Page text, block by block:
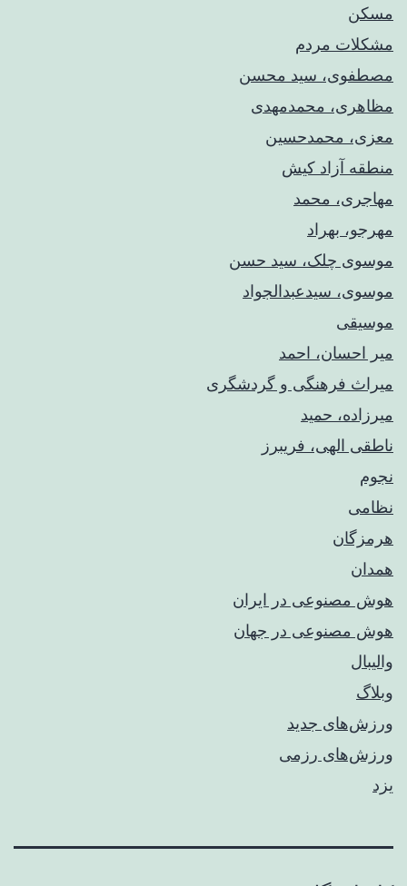
مسکن
مشکلات مردم
مصطفوی، سید محسن
مظاهری، محمدمهدی
معزی، محمدحسین
منطقه آزاد کیش
مهاجری، محمد
مهرجو، بهراد
موسوی چلک، سید حسن
موسوی، سیدعبدالجواد
موسیقی
میر احسان، احمد
میراث فرهنگی و گردشگری
میرزاده، حمید
ناطقی الهی، فریبرز
نجوم
نظامی
هرمزگان
همدان
هوش مصنوعی در ایران
هوش مصنوعی در جهان
والیبال
وبلاگ
ورزش‌های جدید
ورزش‌های رزمی
یزد